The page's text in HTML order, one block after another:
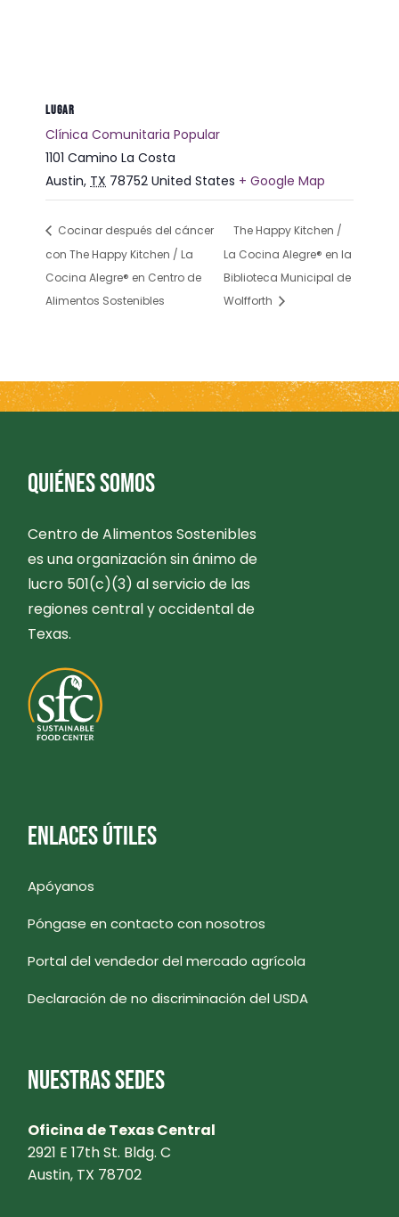
LUGAR
Clínica Comunitaria Popular
1101 Camino La Costa
Austin, TX 78752 United States + Google Map
Cocinar después del cáncer
con The Happy Kitchen / La
Cocina Alegre® en Centro de
Alimentos Sostenibles
The Happy Kitchen /
La Cocina Alegre® en la
Biblioteca Municipal de
Wolfforth
QUIÉNES SOMOS
Centro de Alimentos Sostenibles
es una organización sin ánimo de
lucro 501(c)(3) al servicio de las
regiones central y occidental de
Texas.
ENLACES ÚTILES
Apóyanos
Póngase en contacto con nosotros
Portal del vendedor del mercado agrícola
Declaración de no discriminación del USDA
NUESTRAS SEDES
Oficina de Texas Central
2921 E 17th St. Bldg. C
Austin, TX 78702